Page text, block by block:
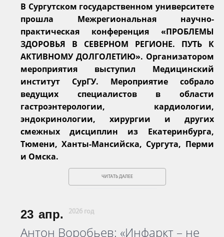
В Сургутском государственном университете
прошла Межрегиональная научно-
практическая конференция «ПРОБЛЕМЫ
ЗДОРОВЬЯ В СЕВЕРНОМ РЕГИОНЕ. ПУТЬ К
АКТИВНОМУ ДОЛГОЛЕТИЮ». Организатором
мероприятия выступил Медицинский
институт СурГУ. Мероприятие собрало
ведущих специалистов в области
гастроэнтерологии, кардиологии,
эндокринологии, хирургии и других
смежных дисциплин из Екатеринбурга,
Тюмени, Ханты-Мансийска, Сургута, Перми
и Омска.
ЧИТАТЬ ДАЛЕЕ
23 апр. 2026 год
Антон Воробьев: «Инфаркт – не